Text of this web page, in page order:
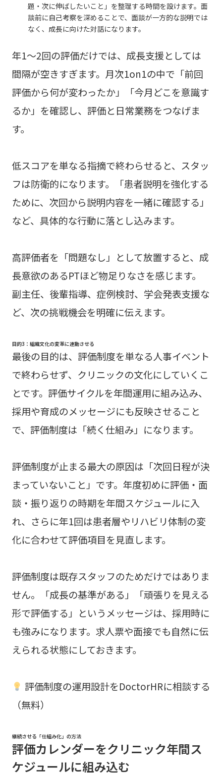
題・次に伸ばしたいこと」を整理する時間を設けます。面
談前に自己考察を深めることで、面談が一方的な説明では
なく、成長に向けた対話になります。
年1〜2回の評価だけでは、成長支援としては
間隔が空きすぎます。月次1on1の中で「前回
評価から何が変わったか」「今月どこを意識す
るか」を確認し、評価と日常業務をつなげま
す。
低スコアを単なる指摘で終わらせると、スタッ
フは防衛的になります。「患者説明を強化する
ために、次回から説明内容を一緒に確認する」
など、具体的な行動に落とし込みます。
高評価者を「問題なし」として放置すると、成
長意欲のあるPTほど物足りなさを感じます。
副主任、後輩指導、症例検討、学会発表支援な
ど、次の挑戦機会を明確に伝えます。
目的3：組織文化の変革に連動させる
最後の目的は、評価制度を単なる人事イベント
で終わらせず、クリニックの文化にしていくこ
とです。評価サイクルを年間運用に組み込み、
採用や育成のメッセージにも反映させること
で、評価制度は「続く仕組み」になります。
評価制度が止まる最大の原因は「次回日程が決
まっていないこと」です。年度初めに評価・面
談・振り返りの時期を年間スケジュールに入
れ、さらに年1回は患者層やリハビリ体制の変
化に合わせて評価項目を見直します。
評価制度は既存スタッフのためだけではありま
せん。「成長の基準がある」「頑張りを見える
形で評価する」というメッセージは、採用時に
も強みになります。求人票や面接でも自然に伝
えられる状態にしておきます。
評価制度の運用設計をDoctorHRに相談する
（無料）
継続させる「仕組み化」の方法
評価カレンダーをクリニック年間ス
ケジュールに組み込む